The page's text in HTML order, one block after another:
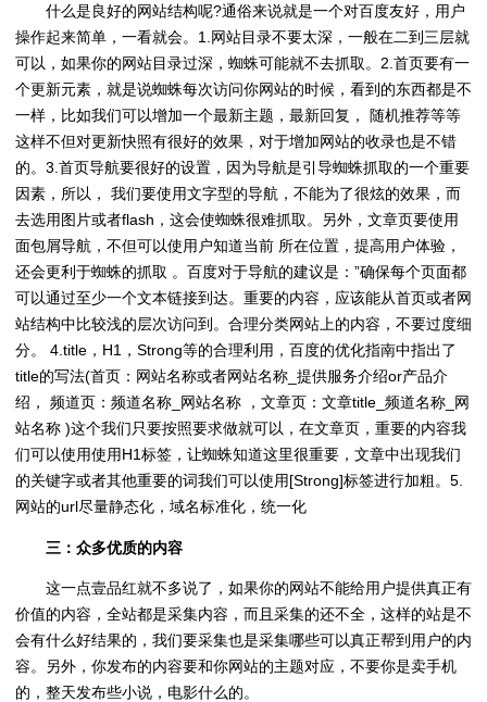
什么是良好的网站结构呢?通俗来说就是一个对百度友好，用户
操作起来简单，一看就会。1.网站目录不要太深，一般在二到三层就
可以，如果你的网站目录过深，蜘蛛可能就不去抓取。2.首页要有一
个更新元素，就是说蜘蛛每次访问你网站的时候，看到的东西都是不
一样，比如我们可以增加一个最新主题，最新回复， 随机推荐等等
这样不但对更新快照有很好的效果，对于增加网站的收录也是不错
的。3.首页导航要很好的设置，因为导航是引导蜘蛛抓取的一个重要
因素，所以， 我们要使用文字型的导航，不能为了很炫的效果，而
去选用图片或者flash，这会使蜘蛛很难抓取。另外，文章页要使用
面包屑导航，不但可以使用户知道当前 所在位置，提高用户体验，
还会更利于蜘蛛的抓取 。百度对于导航的建议是：”确保每个页面都
可以通过至少一个文本链接到达。重要的内容，应该能从首页或者网
站结构中比较浅的层次访问到。合理分类网站上的内容，不要过度细
分。 4.title，H1，Strong等的合理利用，百度的优化指南中指出了
title的写法(首页：网站名称或者网站名称_提供服务介绍or产品介
绍， 频道页：频道名称_网站名称 ，文章页：文章title_频道名称_网
站名称 )这个我们只要按照要求做就可以，在文章页，重要的内容我
们可以使用使用H1标签，让蜘蛛知道这里很重要，文章中出现我们
的关键字或者其他重要的词我们可以使用[Strong]标签进行加粗。5.
网站的url尽量静态化，域名标准化，统一化
三：众多优质的内容
这一点壹品红就不多说了，如果你的网站不能给用户提供真正有
价值的内容，全站都是采集内容，而且采集的还不全，这样的站是不
会有什么好结果的，我们要采集也是采集哪些可以真正帮到用户的内
容。另外，你发布的内容要和你网站的主题对应，不要你是卖手机
的，整天发布些小说，电影什么的。